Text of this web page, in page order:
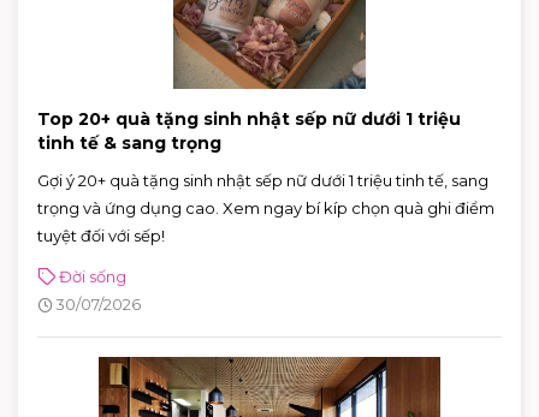
Top 20+ quà tặng sinh nhật sếp nữ dưới 1 triệu
tinh tế & sang trọng
Gợi ý 20+ quà tặng sinh nhật sếp nữ dưới 1 triệu tinh tế, sang
trọng và ứng dụng cao. Xem ngay bí kíp chọn quà ghi điểm
tuyệt đối với sếp!
Đời sống
30/07/2026